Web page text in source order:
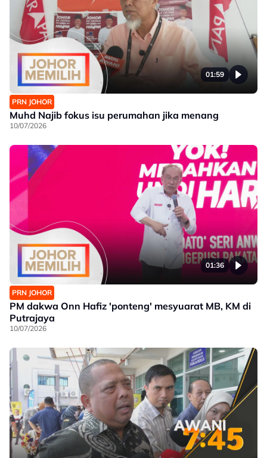
01:59
PRN JOHOR
Muhd Najib fokus isu perumahan jika menang
10/07/2026
01:36
PRN JOHOR
PM dakwa Onn Hafiz 'ponteng' mesyuarat MB, KM di
Putrajaya
10/07/2026